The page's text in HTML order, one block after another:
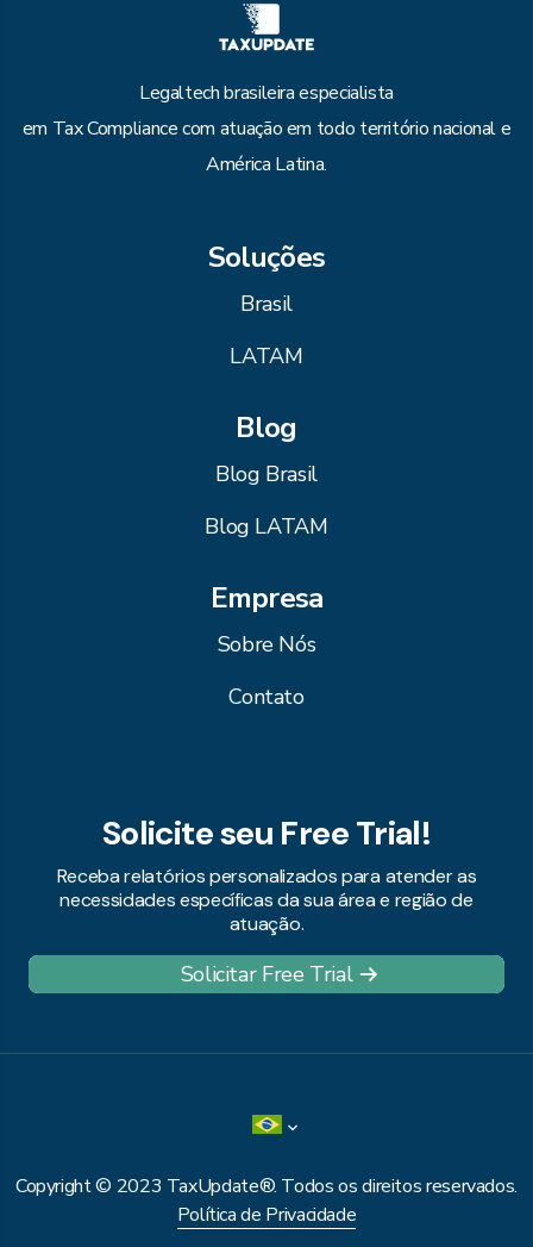
Legaltech brasileira especialista
em Tax Compliance com atuação em todo território nacional e
América Latina.
Soluções
Brasil
LATAM
Blog
Blog Brasil
Blog LATAM
Empresa
Sobre Nós
Contato
Solicite seu Free Trial!
Receba relatórios personalizados para atender as
necessidades específicas da sua área e região de
atuação.
Solicitar Free Trial
Copyright © 2023 TaxUpdate®. Todos os direitos reservados.
Política de Privacidade